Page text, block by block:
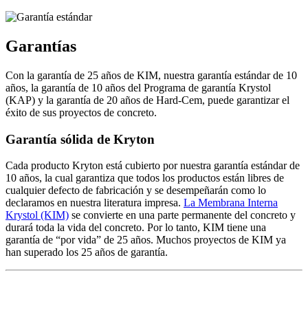
Garantías
Con la garantía de 25 años de KIM, nuestra garantía estándar de 10
años, la garantía de 10 años del Programa de garantía Krystol
(KAP) y la garantía de 20 años de Hard-Cem, puede garantizar el
éxito de sus proyectos de concreto.
Garantía sólida de Kryton
Cada producto Kryton está cubierto por nuestra garantía estándar de
10 años, la cual garantiza que todos los productos están libres de
cualquier defecto de fabricación y se desempeñarán como lo
declaramos en nuestra literatura impresa. La Membrana Interna
Krystol (KIM) se convierte en una parte permanente del concreto y
durará toda la vida del concreto. Por lo tanto, KIM tiene una
garantía de “por vida” de 25 años. Muchos proyectos de KIM ya
han superado los 25 años de garantía.